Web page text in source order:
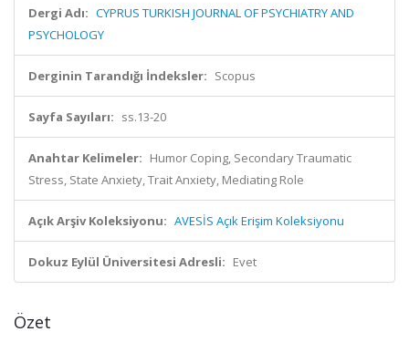
Dergi Adı: CYPRUS TURKISH JOURNAL OF PSYCHIATRY AND
PSYCHOLOGY
Derginin Tarandığı İndeksler: Scopus
Sayfa Sayıları: ss.13-20
Anahtar Kelimeler: Humor Coping, Secondary Traumatic
Stress, State Anxiety, Trait Anxiety, Mediating Role
Açık Arşiv Koleksiyonu: AVESİS Açık Erişim Koleksiyonu
Dokuz Eylül Üniversitesi Adresli: Evet
Özet